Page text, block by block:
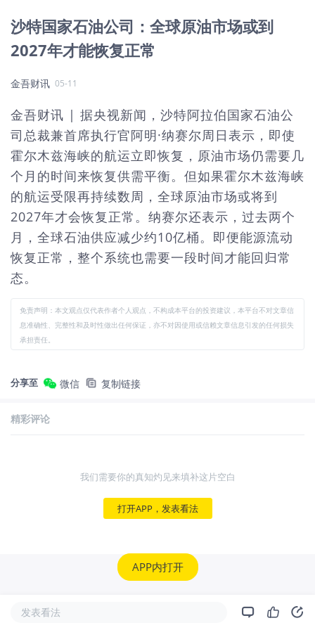
沙特国家石油公司：全球原油市场或到
2027年才能恢复正常
金吾财讯 05-11
金吾财讯 | 据央视新闻，沙特阿拉伯国家石油公
司总裁兼首席执行官阿明·纳赛尔周日表示，即使
霍尔木兹海峡的航运立即恢复，原油市场仍需要几
个月的时间来恢复供需平衡。但如果霍尔木兹海峡
的航运受限再持续数周，全球原油市场或将到
2027年才会恢复正常。纳赛尔还表示，过去两个
月，全球石油供应减少约10亿桶。即便能源流动
恢复正常，整个系统也需要一段时间才能回归常
态。
免责声明：本文观点仅代表作者个人观点，不构成本平台的投资建议，本平台不对文章信
息准确性、完整性和及时性做出任何保证，亦不对因使用或信赖文章信息引发的任何损失
承担责任。
分享至 微信 复制链接
精彩评论
我们需要你的真知灼见来填补这片空白
打开APP，发表看法
APP内打开
发表看法